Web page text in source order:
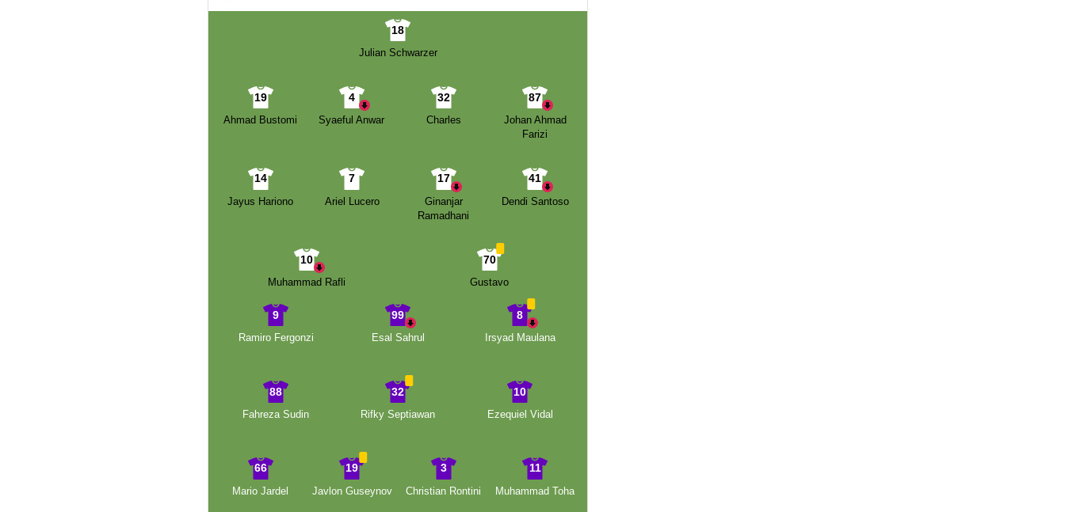
18
Julian Schwarzer
19
Ahmad Bustomi
4
Syaeful Anwar
32
Charles
87
Johan Ahmad
Farizi
14
Jayus Hariono
7
Ariel Lucero
17
Ginanjar
Ramadhani
41
Dendi Santoso
10
Muhammad Rafli
70
Gustavo
9
Ramiro Fergonzi
99
Esal Sahrul
8
Irsyad Maulana
88
Fahreza Sudin
32
Rifky Septiawan
10
Ezequiel Vidal
66
Mario Jardel
19
Javlon Guseynov
3
Christian Rontini
11
Muhammad Toha